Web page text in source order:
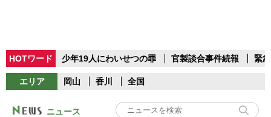
HOTワード 少年19人にわいせつの罪 官製談合事件続報 緊
エリア 岡山 香川 全国
ニュース